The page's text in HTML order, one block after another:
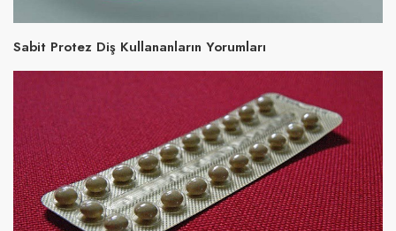
Sabit Protez Diş Kullananların Yorumları